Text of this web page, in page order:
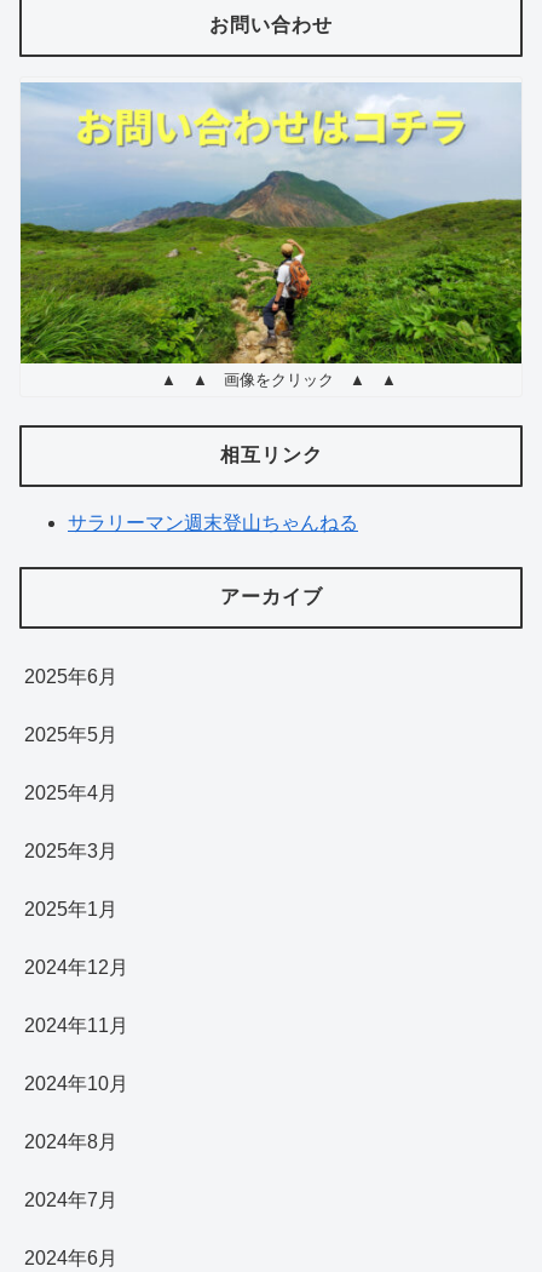
料で二日
目以降で
もつくれ
る山ごは
んのレシ
ピ 6 選
お問い合わせ
▲ ▲ 画像をクリック ▲ ▲
相互リンク
サラリーマン週末登山ちゃんねる
アーカイブ
2025年6月
2025年5月
2025年4月
2025年3月
2025年1月
2024年12月
2024年11月
2024年10月
2024年8月
2024年7月
2024年6月